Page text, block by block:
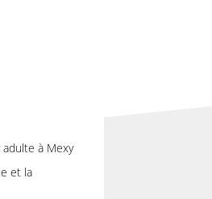
à Mexy
et la